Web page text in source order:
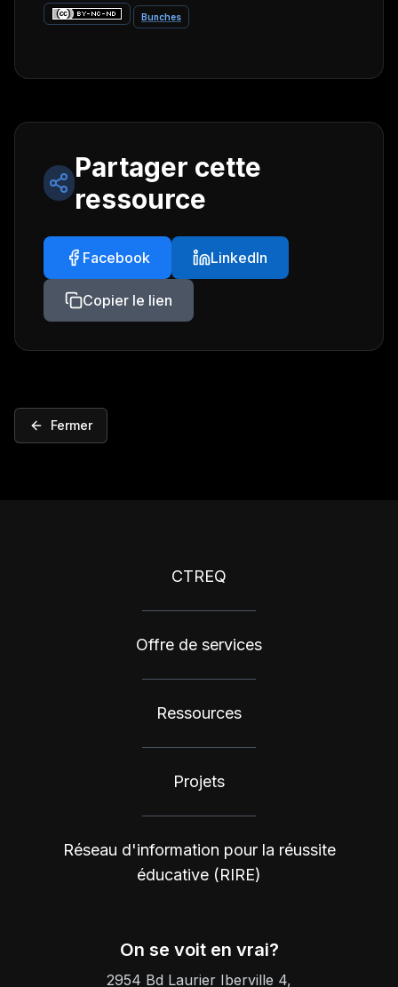
Bunches
Partager cette
ressource
Facebook LinkedIn
Copier le lien
Fermer
CTREQ
Offre de services
Ressources
Projets
Réseau d'information pour la réussite
éducative (RIRE)
On se voit en vrai?
2954 Bd Laurier Iberville 4,